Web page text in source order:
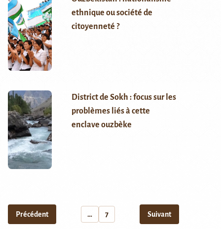
ethnique ou société de
citoyenneté ?
District de Sokh : focus sur les
problèmes liés à cette
enclave ouzbèke
Précédent … 7 Suivant